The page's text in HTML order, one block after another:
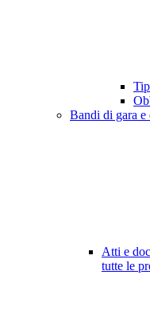
Bandi di gara e
Atti e
tutte le